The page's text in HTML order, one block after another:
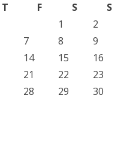
T F S
S
1
2
7 8
9
14 15
16
21 22
23
28 29
30